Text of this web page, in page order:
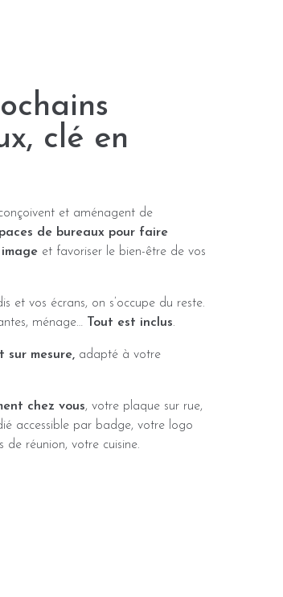
clé en
et aménagent de
de bureaux pour faire
et favoriser le bien-être de vos
et vos écrans, on s’occupe du reste.
ménage…
Tout est inclus.
sur mesure, adapté à votre
chez vous, votre plaque sur rue,
accessible par badge, votre logo
de réunion, votre cuisine.